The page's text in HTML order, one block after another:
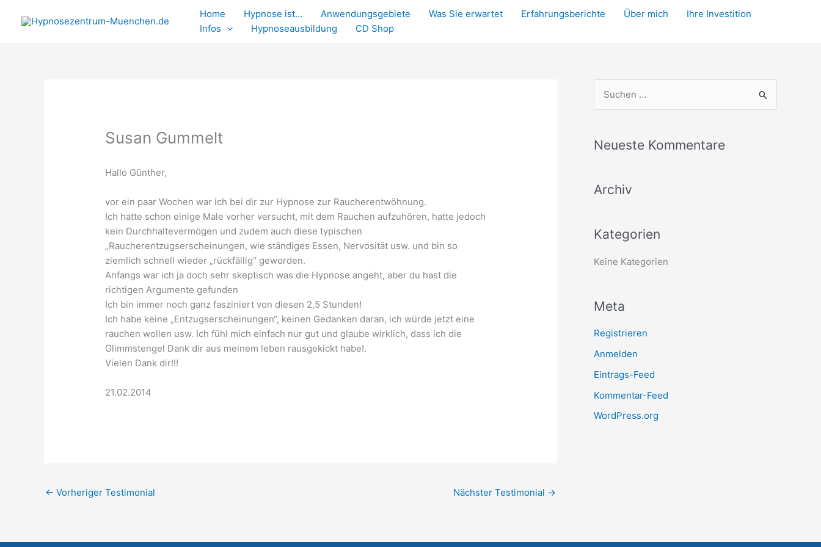
Inhalt
Home Hypnose ist… Anwendungsgebiete Was Sie erwartet Erfahrungsberichte Über mich
Ihre Investition
Infos
Hypnoseausbildung CD Shop
Susan Gummelt
Hallo Günther,
vor ein paar Wochen war ich bei dir zur Hypnose zur Raucherentwöhnung.
Ich hatte schon einige Male vorher versucht, mit dem Rauchen aufzuhören, hatte jedoch
kein Durchhaltevermögen und zudem auch diese typischen
„Raucherentzugserscheinungen, wie ständiges Essen, Nervosität usw. und bin so
ziemlich schnell wieder „rückfällig“ geworden.
Anfangs war ich ja doch sehr skeptisch was die Hypnose angeht, aber du hast die
richtigen Argumente gefunden
Ich bin immer noch ganz fasziniert von diesen 2,5 Stunden!
Ich habe keine „Entzugserscheinungen“, keinen Gedanken daran, ich würde jetzt eine
rauchen wollen usw. Ich fühl mich einfach nur gut und glaube wirklich, dass ich die
Glimmstengel Dank dir aus meinem leben rausgekickt habe!.
Vielen Dank dir!!!
21.02.2014
← Vorheriger Testimonial Nächster Testimonial →
h
n
h
Neueste Kommentare
Archiv
Kategorien
Keine Kategorien
Meta
Registrieren
Anmelden
Eintrags-Feed
Kommentar-Feed
WordPress.org